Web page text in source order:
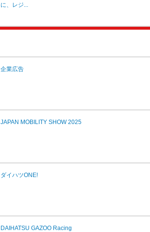
に、レジ...
企業広告
JAPAN MOBILITY SHOW 2025
ダイハツONE!
DAIHATSU GAZOO Racing